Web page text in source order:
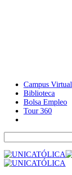
Campus Virtual
Biblioteca
Bolsa Empleo
Tour 360